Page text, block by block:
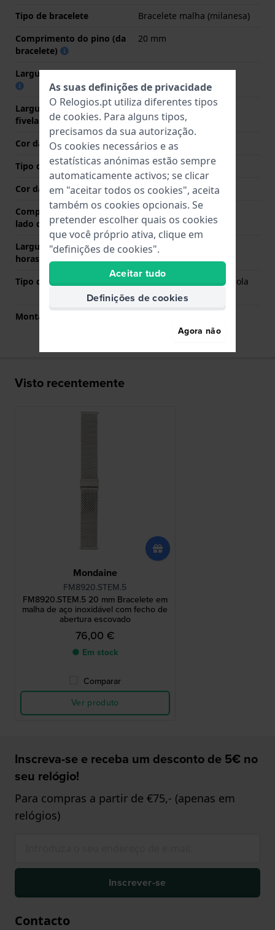
Tipo de bracelete
Bracelete malha (milanesa)
Comprimento do pino (da
bracelete)
20 mm
Largura das extremidades 20 mm
Largura da bracelete na
fivela
20 mm
Cor da bracelete
Prata
Tipo de Fecho
Fivela dobrável
Cor da fivela
Prata
Comprimento de banda no
lado das 12 horas
70 mm
Largura de banda lado 6
horas (mm)
105 mm
Tipo de montagem
Pinos carregados por mola
de liberação rápida
Montagem Reta
Visto recentemente
Mondaine
FM8920.STEM.5
FM8920.STEM.5 20 mm Bracelete em
malha de aço inoxidável com fecho de
abertura escovado
76,00 €
● Em stock
Comparar
Ver produto
Inscreva-se e receba um desconto de 5€ no
seu relógio!
Para compras a partir de €75,- (apenas em
relógios)
Inscrever-se
Contacto
As suas definições de privacidade
O Relogios.pt utiliza diferentes tipos
de cookies. Para alguns tipos,
precisamos da sua autorização.
Os cookies necessários e as
estatísticas anónimas estão sempre
automaticamente activos; se clicar
em "aceitar todos os cookies", aceita
também os cookies opcionais. Se
pretender escolher quais os cookies
que você próprio ativa, clique em
"definições de cookies".
Aceitar tudo
Definições de cookies
Agora não